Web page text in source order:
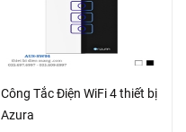
Công Tắc Điện WiFi 4 thiết bị
Azura